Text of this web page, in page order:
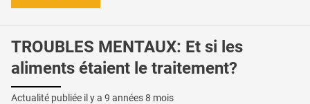
TROUBLES MENTAUX: Et si les
aliments étaient le traitement?
Actualité publiée il y a 9 années 8 mois